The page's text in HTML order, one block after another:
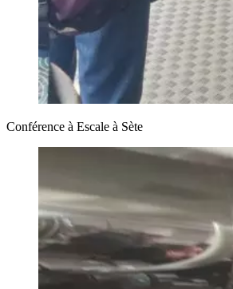
Conférence à Escale à Sète